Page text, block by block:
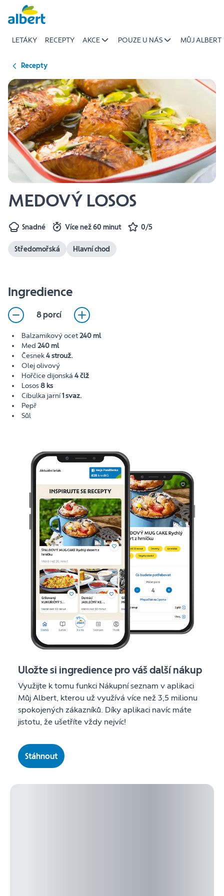
Přeskočit
LETÁKY RECEPTY AKCE POUZE U NÁS MŮJ ALBERT
Recepty
MEDOVÝ LOSOS
Snadné Více než 60 minut 0/5
Středomořská Hlavní chod
Ingredience
8 porcí
Balzamikový ocet240 ml
Med 240 ml
Česnek4 strouž.
Olej olivový
Hořčice dijonská 4 člž
Losos8 ks
Cibulka jarní1 svaz.
Pepř
Sůl
Uložte si ingredience pro váš další nákup
Využijte k tomu funkci Nákupní seznam v aplikaci
Můj Albert, kterou už využívá více než 3,5 milionu
spokojených zákazníků. Díky aplikaci navíc máte
jistotu, že ušetříte vždy nejvíc!
Stáhnout